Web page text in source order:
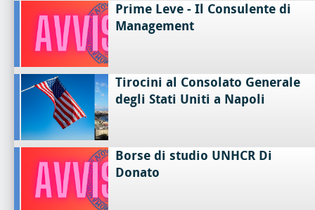
Prime Leve - Il Consulente di
Management
Tirocini al Consolato Generale
degli Stati Uniti a Napoli
Borse di studio UNHCR Di
Donato